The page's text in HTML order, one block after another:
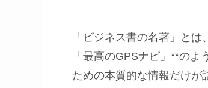
「ビジネス書の名著」と
「最高のGPSナビ」**の
ための本質的な情報だけが